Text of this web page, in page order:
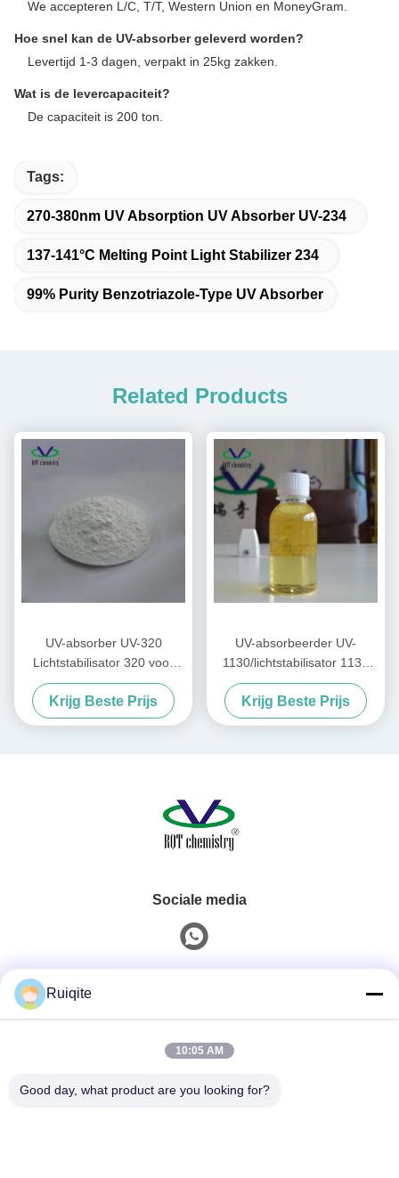
We accepteren L/C, T/T, Western Union en MoneyGram.
Hoe snel kan de UV-absorber geleverd worden?
Levertijd 1-3 dagen, verpakt in 25kg zakken.
Wat is de levercapaciteit?
De capaciteit is 200 ton.
Tags:
270-380nm UV Absorption UV Absorber UV-234
137-141°C Melting Point Light Stabilizer 234
99% Purity Benzotriazole-Type UV Absorber
Related Products
UV-absorber UV-320
Lichtstabilisator 320 voor
PC/Onverzadigde
harsen/PVC
Krijg Beste Prijs
UV-absorbeerder UV-
1130/lichtstabilisator 1130
CAS:104810-48-2 voor
inkt/verf/coating/acrylzuur
Krijg Beste Prijs
Sociale media
0086-18217621160
Ruiqite
10:05 AM
Good day, what product are you looking for?